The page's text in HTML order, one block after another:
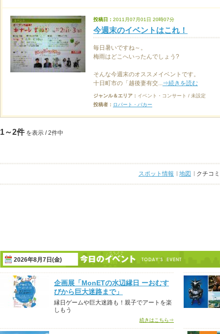
投稿日： 2011月07月01日 20時07分
今週末のイベントはこれ！
毎日暑いですね～。
梅雨はどこへいったんでしょう?
そんな今週末のオススメイベントです。
十日町市の「越後妻有交...⇒続きを読む
ジャンル＆エリア： イベント・コンサート / 未設定
投稿者： ロパート・バカー
1～2件 を表示 / 2件中
スポット情報 地図 クチコミ
2026年8月7日(金)
企画展「MonETの水辺縁日 ーおむす
びから巨大迷路まで」
縁日ゲームや巨大迷路も！親子でアートを楽
しもう
続きはこちら⇒